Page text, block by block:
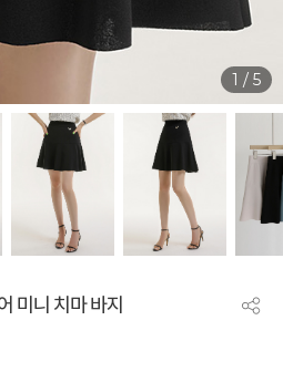
1 / 5
미니 치마 바지